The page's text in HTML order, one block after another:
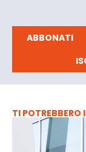
ABBONATI
TI POTREBBERO